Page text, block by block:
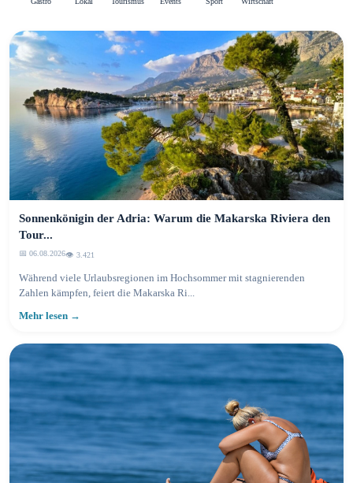
Sonnenkönigin der Adria: Warum die Makarska Riviera den
Tour...
📅 06.08.2026👁️ 3.425
Während viele Urlaubsregionen im Hochsommer mit stagnierenden
Zahlen kämpfen, feiert die Makarska Ri...
Mehr lesen →